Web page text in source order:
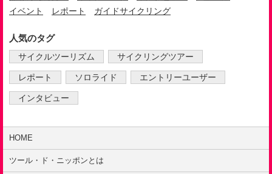
イベント
レポート ガイドサイクリング
人気のタグ
サイクルツーリズム サイクリングツアー
レポート ソロライド エントリーユーザー
インタビュー
HOME
ツール・ド・ニッポンとは